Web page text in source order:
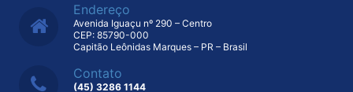
Endereço
Avenida Iguaçu nº 290 – Centro
CEP: 85790-000
Capitão Leônidas Marques – PR – Brasil
Contato
(45) 3286 1144